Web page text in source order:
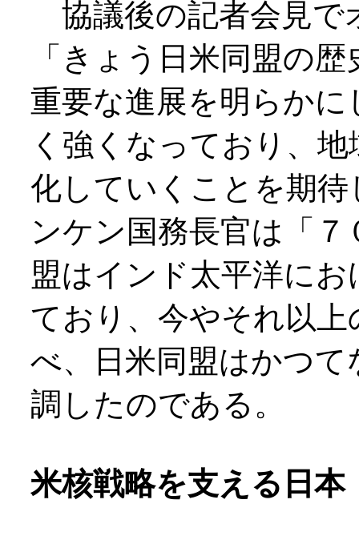
協議後の記者会見で
「きょう日米同盟の
重要な進展を明らか
く強くなっており、
化していくことを期
ンケン国務長官は「
盟はインド太平洋に
ており、今やそれ以
べ、日米同盟はかつ
調したのである。
米核戦略を支える日本